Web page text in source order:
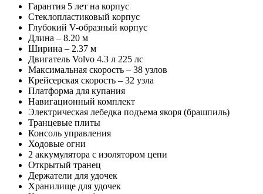
Гарантия 5 лет на корпус
Стеклопластиковый корпус
Глубокий V-образный корпус
Длина – 8.20 м
Ширина – 2.37 м
Двигатель Volvo 4.3 л 225 лс
Максимальная скорость – 38 узлов
Крейсерская скорость – 32 узла
Платформа для купания
Навигационный комплект
Электрическая лебедка подъема якоря (брашпиль)
Транцевые плиты
Консоль управления
Ходовые огни
2 аккумулятора с изолятором цепи
Открытый транец
Держатели для удочек
Хранилище для удочек